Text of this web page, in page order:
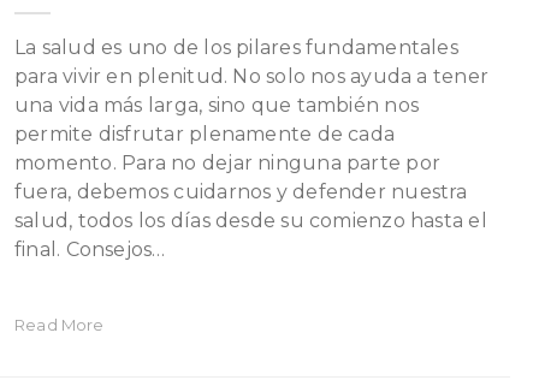
La salud es uno de los pilares fundamentales
para vivir en plenitud. No solo nos ayuda a tener
una vida más larga, sino que también nos
permite disfrutar plenamente de cada
momento. Para no dejar ninguna parte por
fuera, debemos cuidarnos y defender nuestra
salud, todos los días desde su comienzo hasta el
final. Consejos…
Read More